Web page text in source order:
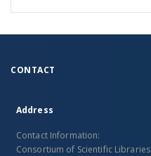
CONTACT
Address
Contact Information:
Consortium of Scientific Libraries